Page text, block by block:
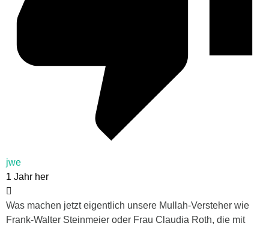
jwe
1 Jahr her
Was machen jetzt eigentlich unsere Mullah-Versteher wie
Frank-Walter Steinmeier oder Frau Claudia Roth, die mit